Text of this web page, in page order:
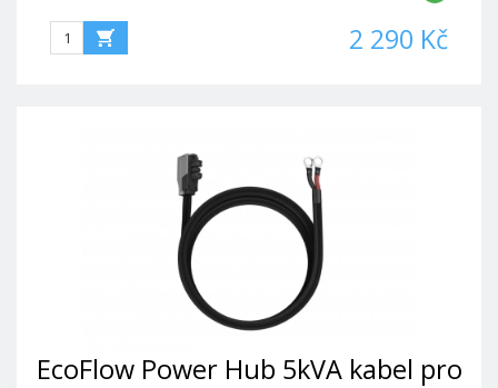
2 290 Kč
EcoFlow Power Hub 5kVA kabel pro